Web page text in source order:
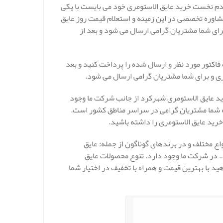
نخست خرید عایق الاستومری خود می بایست با یکی
تخصصی در این زمینه و استعلام قیمت روز عایق
شما مشتریان گرامی ارسال می شود و بعد از
مورد نظر و ارسال شده را پرداخت کنید و بعد
و برای شما مشتریان گرامی ارسال می شود.
عایق الاستومری شهرکرد از جانب شرکت ما وجود
شما مشتریان گرامی در سراسر مناطق کشور است.
عایق الاستومری را داشته باشید.
مختلف و در برندهای گوناگون از جمله: عایق
در شرکت ما وجود دارد. تنوع محصولات عایق
با بهترین قیمت و همراه با تخفیف در اختیار شما